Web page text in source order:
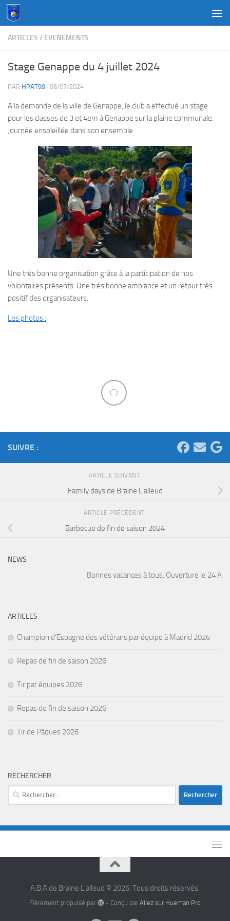
Au dessous du contenu
ARTICLES / EVENEMENTS
Stage Genappe du 4 juillet 2024
PAR HPAT99 · 06/07/2024
A la demande de la ville de Genappe, le club a effectué un stage
pour les classes de 3 et 4em à Genappe sur la plaine communale.
Journée ensoleillée dans son ensemble
Une très bonne organisation grâce à la participation de nos
volontaires présents. Une très bonne ambiance et un retour très
positif des organisateurs.
Les photos :
SUIVRE :
ARTICLE SUIVANT
Family days de Braine L’alleud
ARTICLE PRÉCÉDENT
Barbecue de fin de saison 2024
NEWS
Bonnes vacances à tous. Ouverture le 24
ARTICLES
Champion d’Espagne des vétérans par équipe à Madrid 2026
Repas de fin de saison 2026
Tir par équipes 2026
Repas de fin de saison 2026
Tir de Pâques 2026
RECHERCHER
A.B.A de Braine L'alleud © 2026. Tous droits réservés.
Fièrement propulsé par - Conçu par Allez sur Hueman Pro